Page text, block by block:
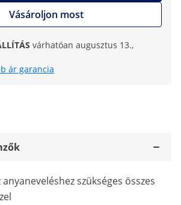
Vásároljon most
várhatóan augusztus 13.,
ár garancia
szükséges összes